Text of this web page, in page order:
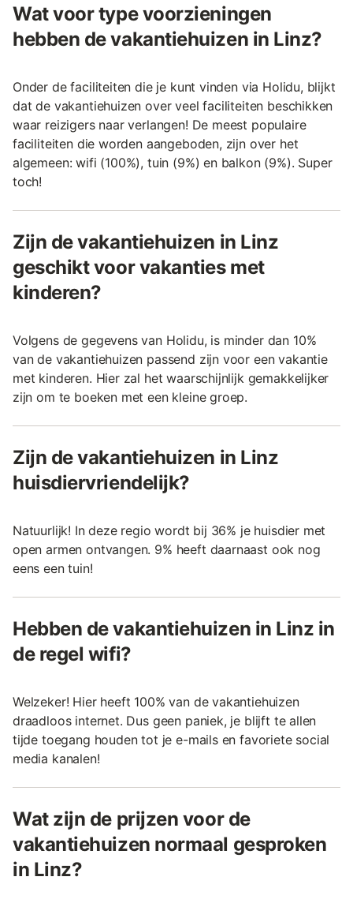
Wat voor type voorzieningen
hebben de vakantiehuizen in Linz?
Onder de faciliteiten die je kunt vinden via Holidu, blijkt
dat de vakantiehuizen over veel faciliteiten beschikken
waar reizigers naar verlangen! De meest populaire
faciliteiten die worden aangeboden, zijn over het
algemeen: wifi (100%), tuin (9%) en balkon (9%). Super
toch!
Zijn de vakantiehuizen in Linz
geschikt voor vakanties met
kinderen?
Volgens de gegevens van Holidu, is minder dan 10%
van de vakantiehuizen passend zijn voor een vakantie
met kinderen. Hier zal het waarschijnlijk gemakkelijker
zijn om te boeken met een kleine groep.
Zijn de vakantiehuizen in Linz
huisdiervriendelijk?
Natuurlijk! In deze regio wordt bij 36% je huisdier met
open armen ontvangen. 9% heeft daarnaast ook nog
eens een tuin!
Hebben de vakantiehuizen in Linz in
de regel wifi?
Welzeker! Hier heeft 100% van de vakantiehuizen
draadloos internet. Dus geen paniek, je blijft te allen
tijde toegang houden tot je e-mails en favoriete social
media kanalen!
Wat zijn de prijzen voor de
vakantiehuizen normaal gesproken
in Linz?